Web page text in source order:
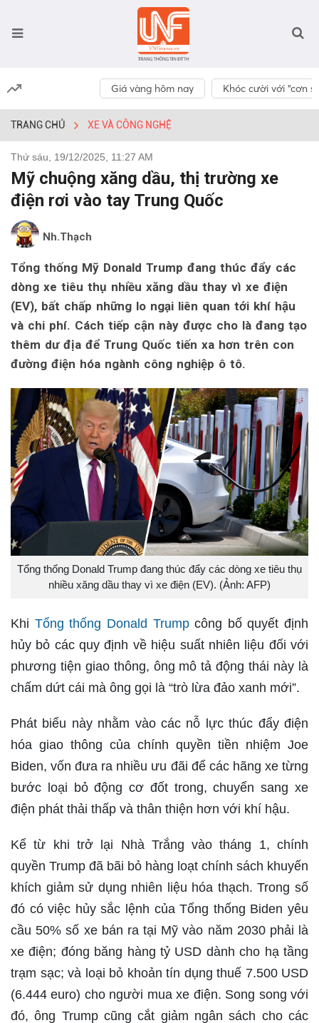
Giá vàng hôm nay Khóc cười với “cơn
TRANG CHỦ XE VÀ CÔNG NGHỆ
Thứ sáu, 19/12/2025, 11:27 AM
Mỹ chuộng xăng dầu, thị trường xe
điện rơi vào tay Trung Quốc
Nh.Thạch
Tổng thống Mỹ Donald Trump đang thúc đẩy các
dòng xe tiêu thụ nhiều xăng dầu thay vì xe điện
(EV), bất chấp những lo ngại liên quan tới khí hậu
và chi phí. Cách tiếp cận này được cho là đang tạo
thêm dư địa để Trung Quốc tiến xa hơn trên con
đường điện hóa ngành công nghiệp ô tô.
Tổng thống Donald Trump đang thúc đẩy các dòng xe tiêu thụ
nhiều xăng dầu thay vì xe điện (EV). (Ảnh: AFP)
Khi Tổng thống Donald Trumpcông bố quyết định
hủy bỏ các quy định về hiệu suất nhiên liệu đối với
phương tiện giao thông, ông mô tả động thái này là
chấm dứt cái mà ông gọi là “trò lừa đảo xanh mới”.
Phát biểu này nhằm vào các nỗ lực thúc đẩy điện
hóa giao thông của chính quyền tiền nhiệm Joe
Biden, vốn đưa ra nhiều ưu đãi để các hãng xe từng
bước loại bỏ động cơ đốt trong, chuyển sang xe
điện phát thải thấp và thân thiện hơn với khí hậu.
Kể từ khi trở lại Nhà Trắng vào tháng 1, chính
quyền Trump đã bãi bỏ hàng loạt chính sách khuyến
khích giảm sử dụng nhiên liệu hóa thạch. Trong số
đó có việc hủy sắc lệnh của Tổng thống Biden yêu
cầu 50% số xe bán ra tại Mỹ vào năm 2030 phải là
xe điện; đóng băng hàng tỷ USD dành cho hạ tầng
trạm sạc; và loại bỏ khoản tín dụng thuế 7.500 USD
(6.444 euro) cho người mua xe điện. Song song với
đó, ông Trump cũng cắt giảm ngân sách cho các